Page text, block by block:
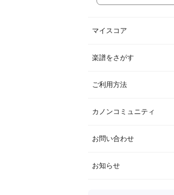
マイスコア
楽譜をさがす
ご利用方法
カノンコミュニティ
お問い合わせ
お知らせ